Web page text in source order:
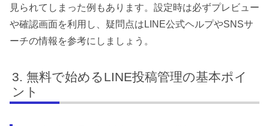
見られてしまった例もあります。設定時は必ずプレビュー
や確認画面を利用し、疑問点はLINE公式ヘルプやSNSサ
ーチの情報を参考にしましょう。
無料で始めるLINE投稿管理の基本ポイ
ント